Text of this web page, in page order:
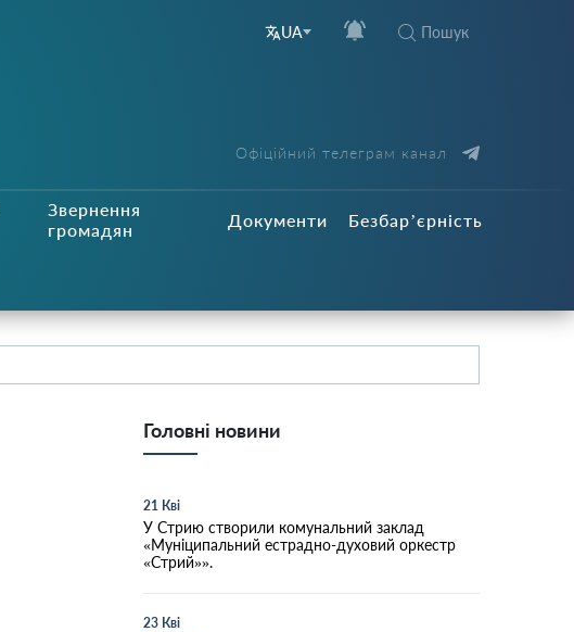
UA Пошук
Офіційний телеграм канал
Звернення
громадян
Документи Безбар’єрність
Головні новини
21 Кві
У Стрию створили комунальний заклад
«Муніципальний естрадно-духовий оркестр
«Стрий»».
23 Кві